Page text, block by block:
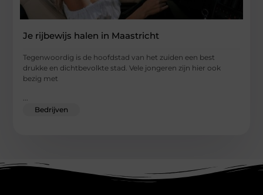
Je rijbewijs halen in Maastricht
Tegenwoordig is de hoofdstad van het zuiden een best
drukke en dichtbevolkte stad. Vele jongeren zijn hier ook
bezig met
Bedrijven